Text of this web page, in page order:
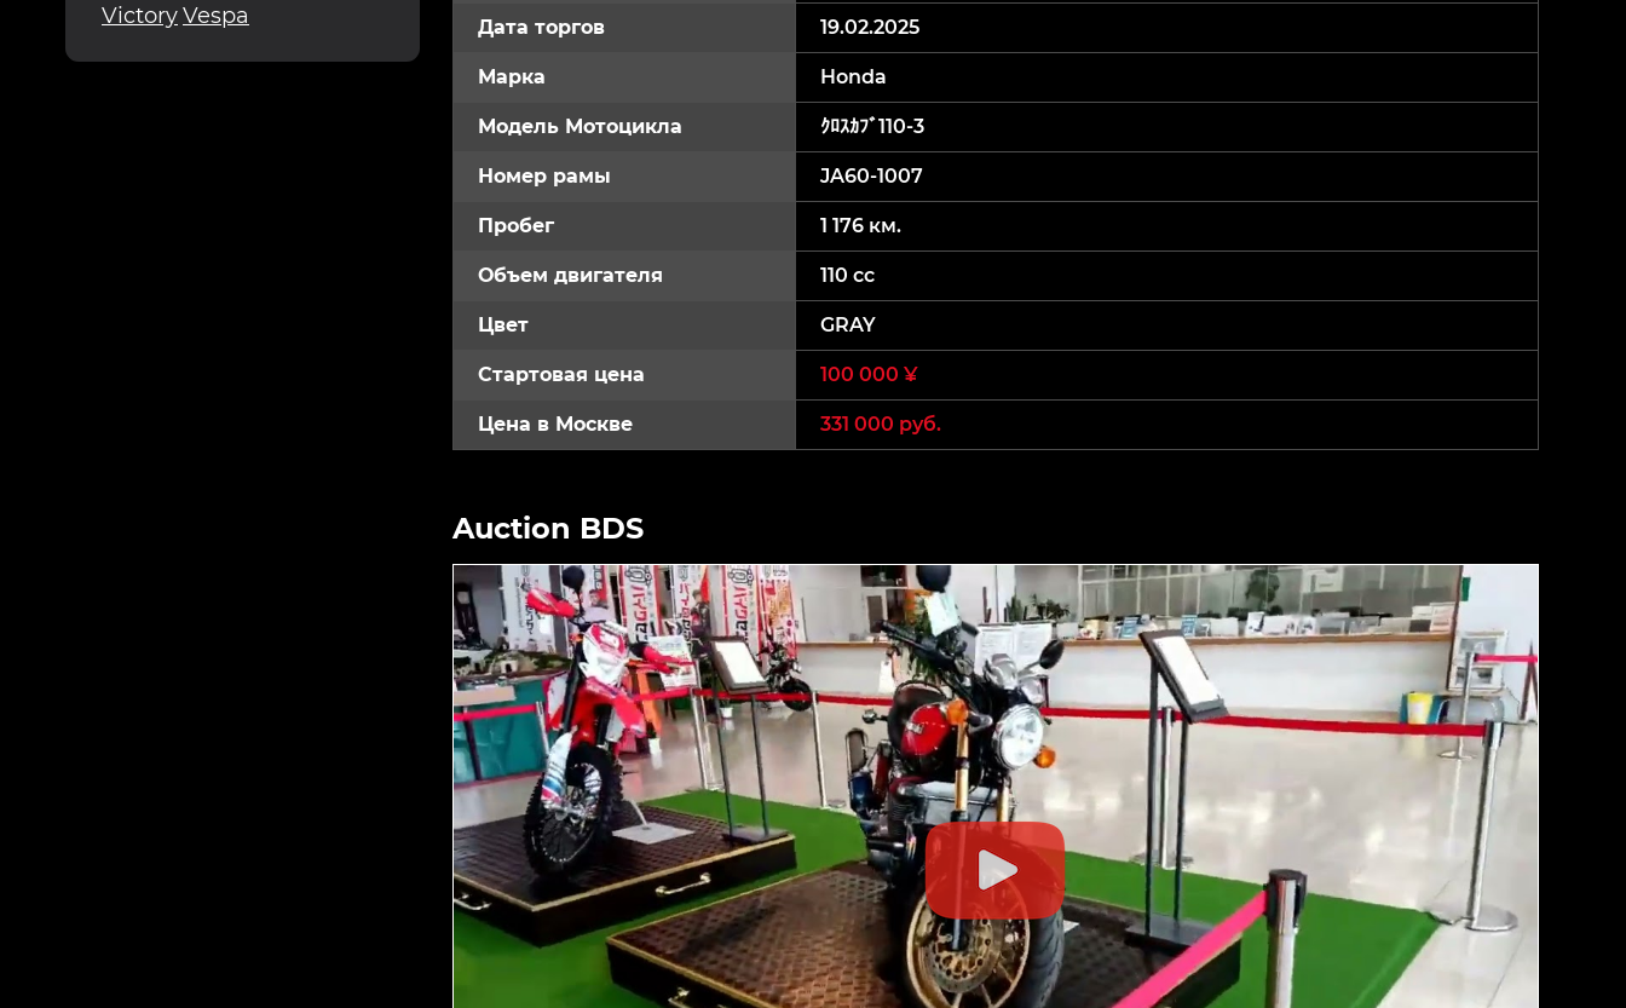
VictoryVespa Дата торгов 19.02.2025
Марка Honda
Модель Мотоцикла ｸﾛｽｶﾌﾞ110-3
Номер рамы JA60-1007
Пробег 1 176 км.
Объем двигателя 110 cc
Цвет GRAY
Стартовая цена 100 000 ¥
Цена в Москве 331 000 руб.
Auction BDS